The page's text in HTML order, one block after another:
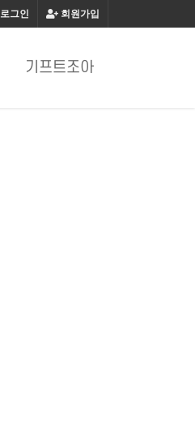
회원가입
로그인
기프트조아